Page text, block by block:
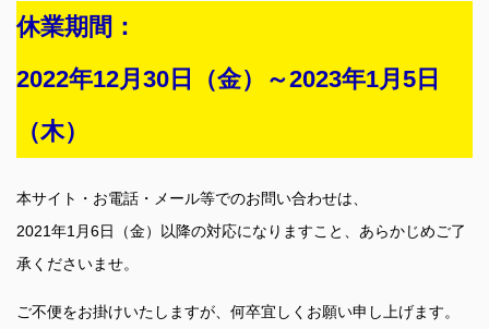
休業期間：
2022年12月30日（金）～2023年1月5日
（木）
本サイト・お電話・メール等でのお問い合わせは、
2021年1月6日（金）以降の対応になりますこと、あらかじめご了
承くださいませ。
ご不便をお掛けいたしますが、何卒宜しくお願い申し上げます。